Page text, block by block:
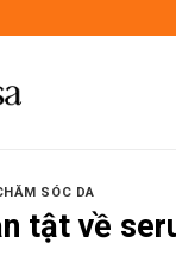
SÓC DA
tật về